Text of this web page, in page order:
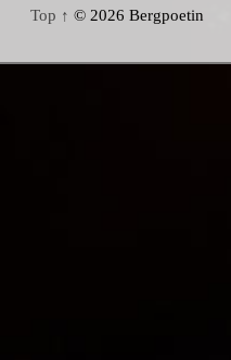
Top ↑ © 2026 Bergpoetin